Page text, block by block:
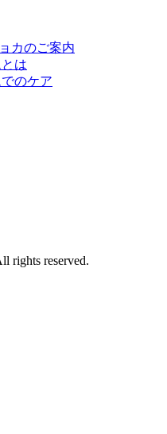
カのご案内
は
のケア
rights reserved.